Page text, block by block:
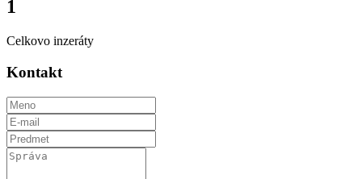
1
Celkovo inzeráty
Kontakt